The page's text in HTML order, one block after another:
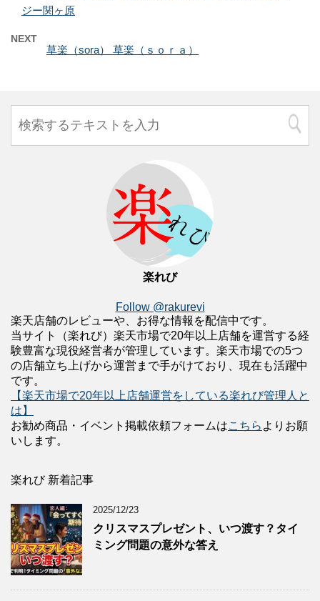
ジー関ヶ原
NEXT
草楽（sora） 草楽（ｓｏｒａ）
楽れび
Follow @rakurevi
楽天店舗のレビューや、お得な情報を配信中です。
当サイト（楽れび）楽天市場で20年以上店舗を運営する経
験豊富な現役経営者が管理しています。楽天市場での5つ
の店舗立ち上げから運営まで手がけており、現在も活躍中
です。
【楽天市場で20年以上店舗運営をしている楽れび管理人と
は】
お勧め商品・イベント掲載依頼フォームはこちら よりお願
いします。
楽れび 新着記事
2025/12/23
クリスマスプレゼント、いつ渡す？タイ
ミング問題の意外な答え